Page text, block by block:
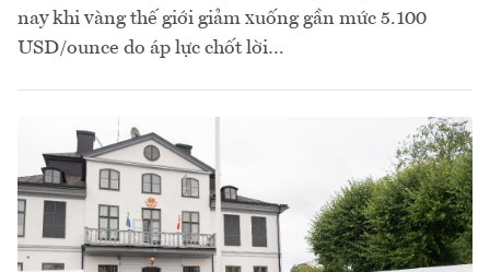
nay khi vàng thế giới giảm xuống gần mức 5.100
USD/ounce do áp lực chốt lời…